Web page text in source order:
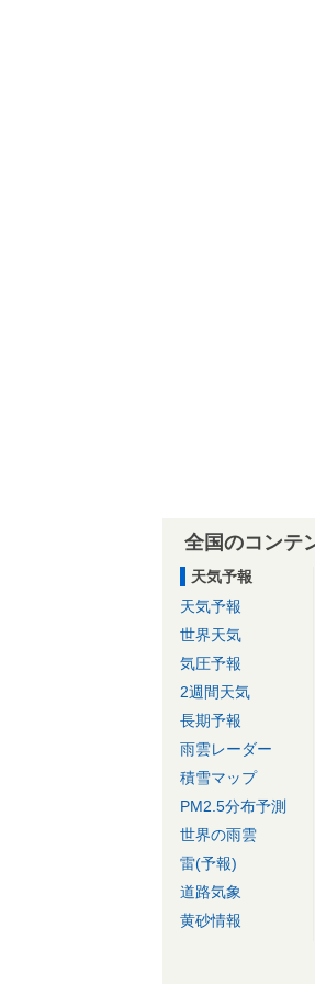
全国のコンテ
天気予報
天気予報
世界天気
気圧予報
2週間天気
長期予報
雨雲レーダー
積雪マップ
PM2.5分布予測
世界の雨雲
雷(予報)
道路気象
黄砂情報